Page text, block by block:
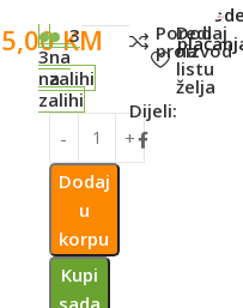
5,00KM
3
na
zalihi
3
na
zalihi
Dodaj
u
korpu
Kupi
sada
Poredi
proizvod
Dodaj
na
listu
želja
Dijeli: